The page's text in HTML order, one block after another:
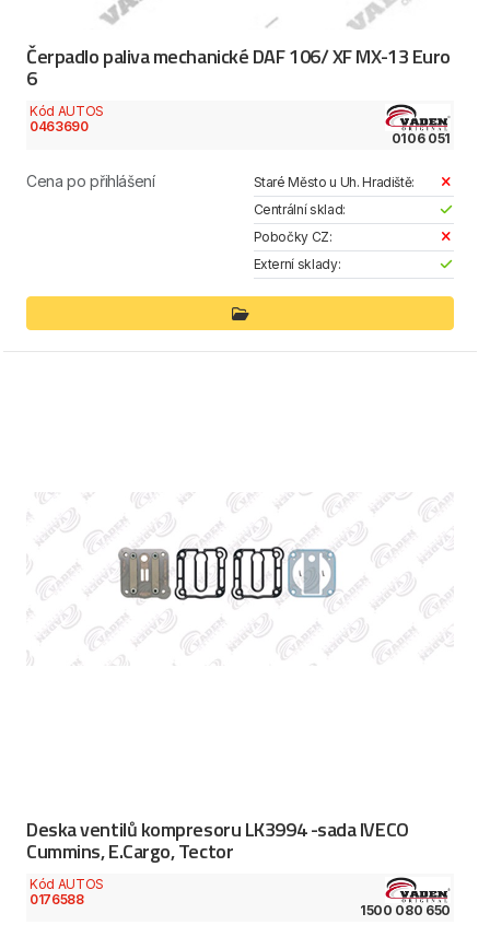
Čerpadlo paliva mechanické DAF 106/ XF MX-13 Euro
6
Kód AUTOS
0463690
0106 051
Cena po přihlášení
Staré Město u Uh. Hradiště:
Centrální sklad:
Pobočky CZ:
Externí sklady:
Deska ventilů kompresoru LK3994 -sada IVECO
Cummins, E.Cargo, Tector
Kód AUTOS
0176588
1500 080 650